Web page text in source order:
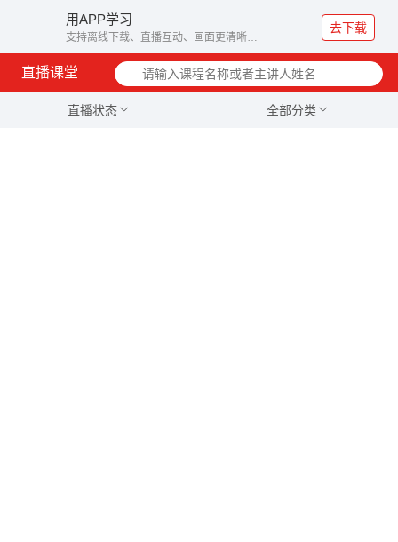
用APP学习
支持离线下载、直播互动、画面更清晰…
去下载
直播课堂
直播状态 全部分类